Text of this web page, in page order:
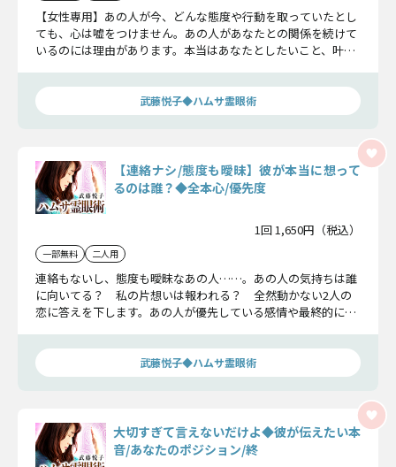
【女性専用】あの人が今、どんな態度や行動を取っていたとし
ても、心は嘘をつけません。あの人があなたとの関係を続けて
いるのには理由があります。本当はあなたとしたいこと、叶え
武藤悦子◆ハムサ霊眼術
【連絡ナシ/態度も曖昧】彼が本当に想って
るのは誰？◆全本心/優先度
1回 1,650円（税込）
一部無料 二人用
連絡もないし、態度も曖昧なあの人……。あの人の気持ちは誰
に向いてる？ 私の片想いは報われる？ 全然動かない2人の
恋に答えを下します。あの人が優先している感情や最終的に愛
武藤悦子◆ハムサ霊眼術
大切すぎて言えないだけよ◆彼が伝えたい本
音/あなたのポジション/終